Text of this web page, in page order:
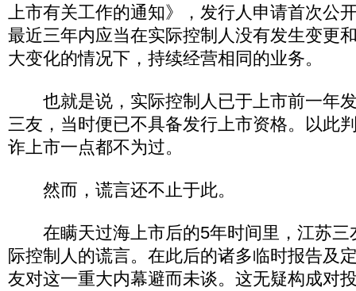
上市有关工作的通知》，发行人申请首次公
最近三年内应当在实际控制人没有发生变更
大变化的情况下，持续经营相同的业务。
也就是说，实际控制人已于上市前一年
三友，当时便已不具备发行上市资格。以此
诈上市一点都不为过。
然而，谎言还不止于此。
在瞒天过海上市后的5年时间里，江苏三
际控制人的谎言。在此后的诸多临时报告及
友对这一重大内幕避而未谈。这无疑构成对